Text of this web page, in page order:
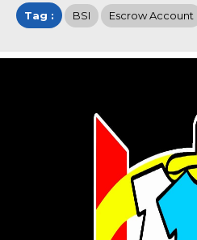
Tag : BSI Escrow Account